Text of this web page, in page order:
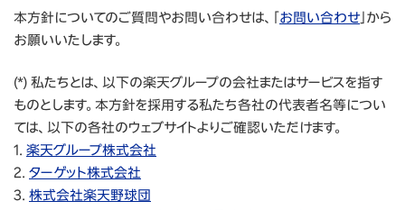
本方針についてのご質問やお問い合わせは、「お問い合わせ」から
お願いいたします。
(*) 私たちとは、以下の楽天グループの会社またはサービスを指す
ものとします。本方針を採用する私たち各社の代表者名等につい
ては、以下の各社のウェブサイトよりご確認いただけます。
1. 楽天グループ株式会社
2. ターゲット株式会社
3. 株式会社楽天野球団